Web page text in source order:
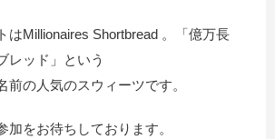
はMillionaires Shortbread 。「億万長
レッド」という
前の人気のスウィーツです。
加をお待ちしております。